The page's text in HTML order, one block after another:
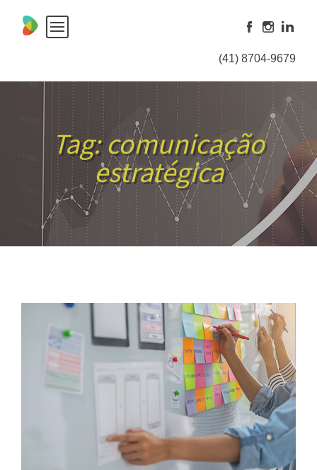
content
(41) 8704-9679
Tag:comunicação
estratégica